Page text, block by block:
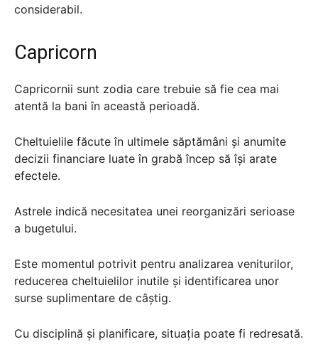
considerabil.
Capricorn
Capricornii sunt zodia care trebuie să fie cea mai
atentă la bani în această perioadă.
Cheltuielile făcute în ultimele săptămâni și anumite
decizii financiare luate în grabă încep să își arate
efectele.
Astrele indică necesitatea unei reorganizări serioase
a bugetului.
Este momentul potrivit pentru analizarea veniturilor,
reducerea cheltuielilor inutile și identificarea unor
surse suplimentare de câștig.
Cu disciplină și planificare, situația poate fi redresată.